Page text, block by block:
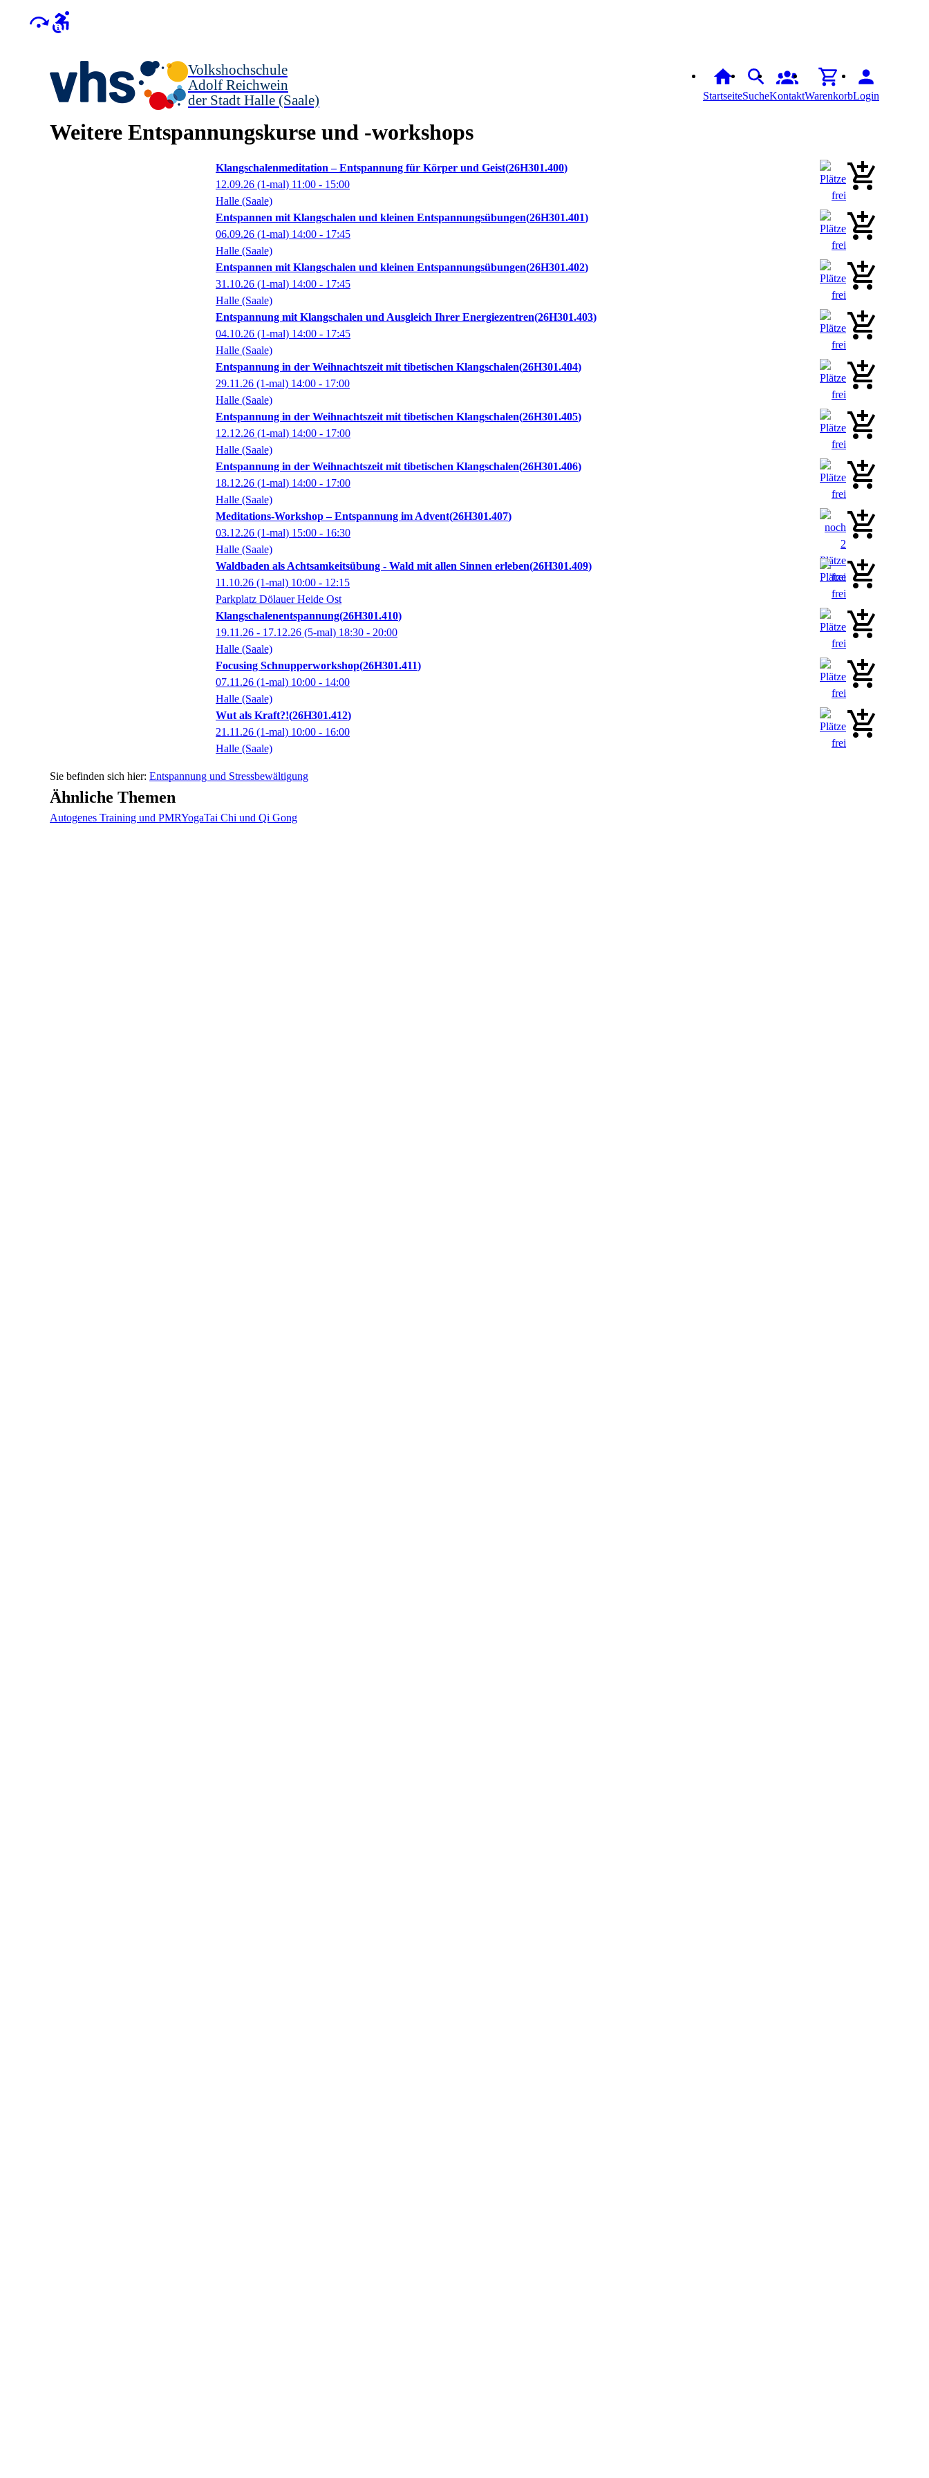
Volkshochschule
Adolf Reichwein
der Stadt Halle (Saale)
StartseiteSucheKontaktWarenkorbLogin
Weitere Entspannungskurse und -workshops
Klangschalenmeditation – Entspannung für Körper und Geist 26H301.400
12.09.26 (1-mal) 11:00 - 15:00
Halle (Saale)
Entspannen mit Klangschalen und kleinen Entspannungsübungen 26H301.401
06.09.26 (1-mal) 14:00 - 17:45
Halle (Saale)
Entspannen mit Klangschalen und kleinen Entspannungsübungen 26H301.402
31.10.26 (1-mal) 14:00 - 17:45
Halle (Saale)
Entspannung mit Klangschalen und Ausgleich Ihrer Energiezentren 26H301.403
04.10.26 (1-mal) 14:00 - 17:45
Halle (Saale)
Entspannung in der Weihnachtszeit mit tibetischen Klangschalen 26H301.404
29.11.26 (1-mal) 14:00 - 17:00
Halle (Saale)
Entspannung in der Weihnachtszeit mit tibetischen Klangschalen 26H301.405
12.12.26 (1-mal) 14:00 - 17:00
Halle (Saale)
Entspannung in der Weihnachtszeit mit tibetischen Klangschalen 26H301.406
18.12.26 (1-mal) 14:00 - 17:00
Halle (Saale)
Meditations-Workshop – Entspannung im Advent 26H301.407
03.12.26 (1-mal) 15:00 - 16:30
Halle (Saale)
Waldbaden als Achtsamkeitsübung - Wald mit allen Sinnen erleben 26H301.409
11.10.26 (1-mal) 10:00 - 12:15
Parkplatz Dölauer Heide Ost
Klangschalenentspannung 26H301.410
19.11.26 - 17.12.26 (5-mal) 18:30 - 20:00
Halle (Saale)
Focusing Schnupperworkshop 26H301.411
07.11.26 (1-mal) 10:00 - 14:00
Halle (Saale)
Wut als Kraft?! 26H301.412
21.11.26 (1-mal) 10:00 - 16:00
Halle (Saale)
Entspannung und Stressbewältigung
Ähnliche Themen
Autogenes Training und PMRYogaTai Chi und Qi Gong